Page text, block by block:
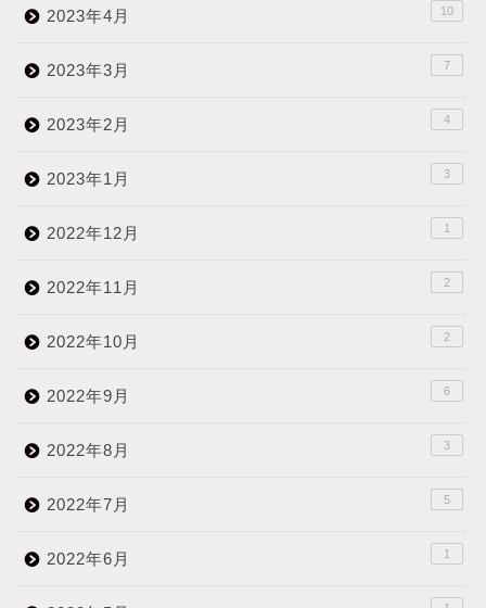
2023年4月 10
2023年3月 7
2023年2月 4
2023年1月 3
2022年12月 1
2022年11月 2
2022年10月 2
2022年9月 6
2022年8月 3
2022年7月 5
2022年6月 1